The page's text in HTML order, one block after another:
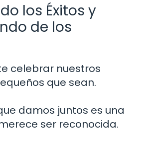
los Éxitos y
de los
celebrar nuestros
que sean.
damos juntos es una
ser reconocida.